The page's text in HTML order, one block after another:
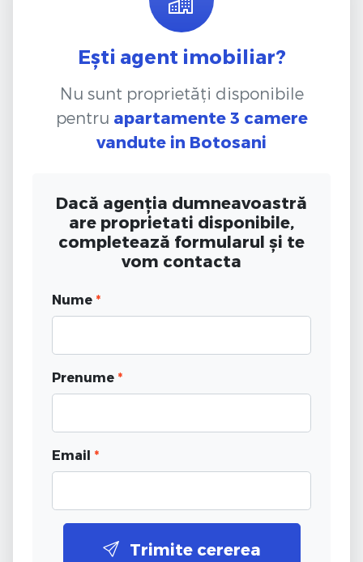
Ești agent imobiliar?
Nu sunt proprietăți disponibile
pentru apartamente 3 camere
vandute in Botosani
Dacă agenția dumneavoastră
are proprietati disponibile,
completează formularul și te
vom contacta
Nume *
Prenume *
Email *
Trimite cererea